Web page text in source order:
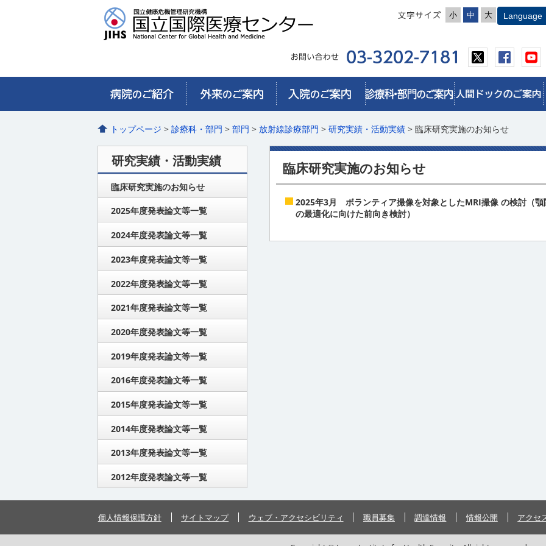
小 中 大
トップページ >診療科・部門 >部門 >放射線診療部門 >研究実績・活動実績 > 臨床研究実施のお知らせ
臨床研究実施のお知らせ
2025年3月 ボランティア撮像を対象としたMRI撮像 の検討（
の最適化に向けた前向き検討）
研究実績・活動実績
臨床研究実施のお知らせ
2025年度発表論文等一覧
2024年度発表論文等一覧
2023年度発表論文等一覧
2022年度発表論文等一覧
2021年度発表論文等一覧
2020年度発表論文等一覧
2019年度発表論文等一覧
2016年度発表論文等一覧
2015年度発表論文等一覧
2014年度発表論文等一覧
2013年度発表論文等一覧
2012年度発表論文等一覧
個人情報保護方針 サイトマップ ウェブ・アクセシビリティ 職員募集 調達情報 情報公開 アクセ